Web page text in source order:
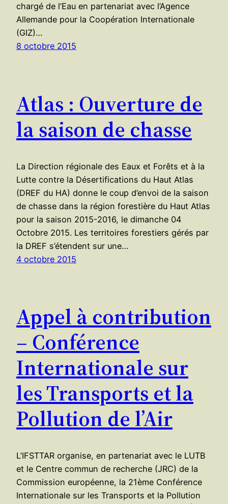
chargé de l’Eau en partenariat avec l’Agence
Allemande pour la Coopération Internationale
(GIZ)…
8 octobre 2015
Atlas : Ouverture de
la saison de chasse
La Direction régionale des Eaux et Forêts et à la
Lutte contre la Désertifications du Haut Atlas
(DREF du HA) donne le coup d’envoi de la saison
de chasse dans la région forestière du Haut Atlas
pour la saison 2015-2016, le dimanche 04
Octobre 2015. Les territoires forestiers gérés par
la DREF s’étendent sur une…
4 octobre 2015
Appel à contribution
– Conférence
Internationale sur
les Transports et la
Pollution de l’Air
L’IFSTTAR organise, en partenariat avec le LUTB
et le Centre commun de recherche (JRC) de la
Commission européenne, la 21ème Conférence
Internationale sur les Transports et la Pollution